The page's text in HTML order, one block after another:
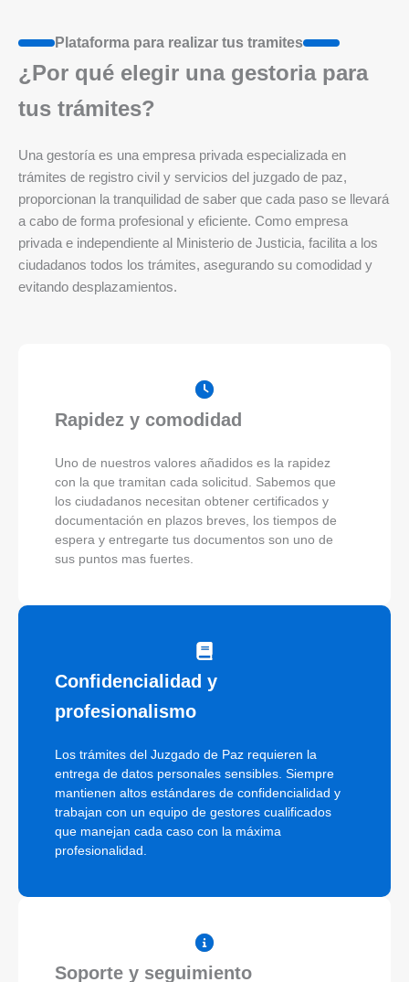
Plataforma para realizar tus tramites
¿Por qué elegir una gestoria para
tus trámites?
Una gestoría es una empresa privada especializada en
trámites de registro civil y servicios del juzgado de paz,
proporcionan la tranquilidad de saber que cada paso se llevará
a cabo de forma profesional y eficiente. Como empresa
privada e independiente al Ministerio de Justicia, facilita a los
ciudadanos todos los trámites, asegurando su comodidad y
evitando desplazamientos.
Rapidez y comodidad
Uno de nuestros valores añadidos es la rapidez
con la que tramitan cada solicitud. Sabemos que
los ciudadanos necesitan obtener certificados y
documentación en plazos breves, los tiempos de
espera y entregarte tus documentos son uno de
sus puntos mas fuertes.
Confidencialidad y
profesionalismo
Los trámites del Juzgado de Paz requieren la
entrega de datos personales sensibles. Siempre
mantienen altos estándares de confidencialidad y
trabajan con un equipo de gestores cualificados
que manejan cada caso con la máxima
profesionalidad.
Soporte y seguimiento